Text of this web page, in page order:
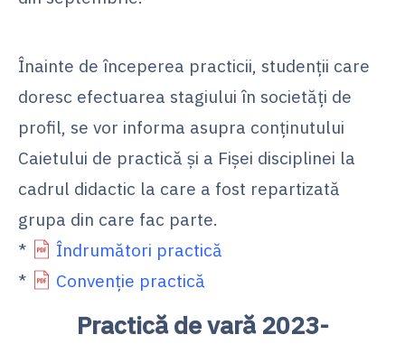
Înainte de începerea practicii, studenții care
doresc efectuarea stagiului în societăți de
profil, se vor informa asupra conținutului
Caietului de practică și a Fișei disciplinei la
cadrul didactic la care a fost repartizată
grupa din care fac parte.
*
Îndrumători practică
*
Convenție practică
Practică de vară 2023-